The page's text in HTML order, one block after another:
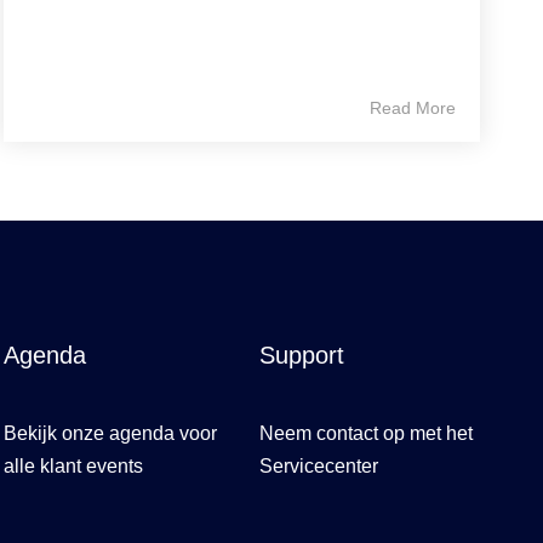
Read More
Agenda
Bekijk onze agenda voor
alle klant events
Support
Neem contact op met het
Servicecenter